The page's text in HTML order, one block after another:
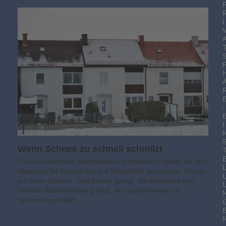
Wenn Schnee zu schnell schmilzt
Eine unzureichende Wärmedämmung hinterlässt Spuren auf dem
Hausdach Die Frostnächte und Schneefälle hinterlassen Zeichen
auf vielen Dächern. Oder besser gesagt: Die fehlerhafte oder
fehlende Wärmedämmung zeigt, wo möglicherweise ein
Optimierungsbedarf…
I
-
I
L
L